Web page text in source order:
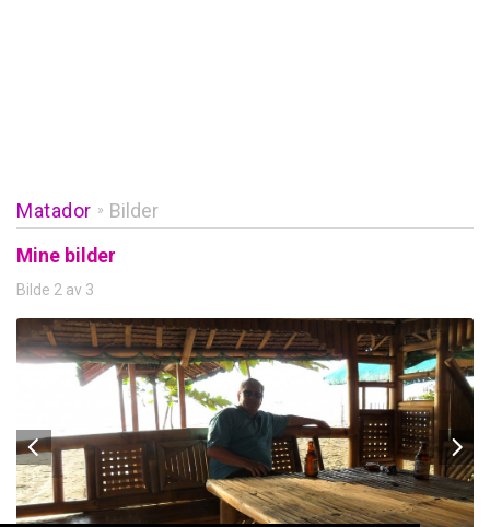
Matador » Bilder
Mine bilder
Bilde 2 av 3